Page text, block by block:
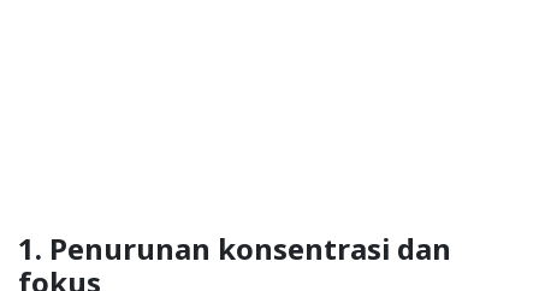
1. Penurunan konsentrasi dan
fokus